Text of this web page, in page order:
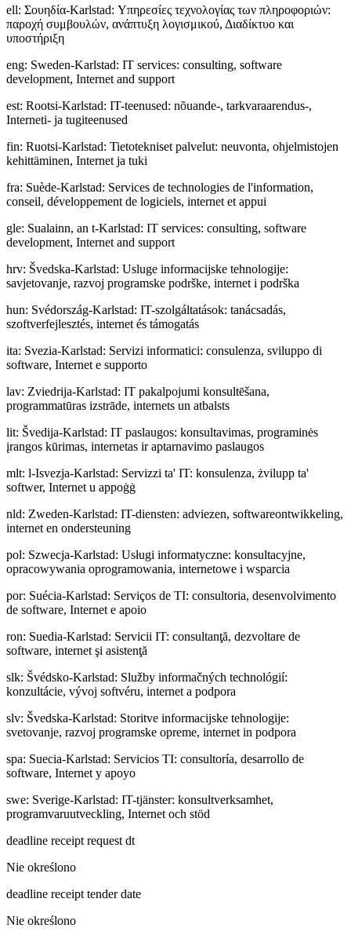
ell: Σουηδία-Karlstad: Υπηρεσίες τεχνολογίας των πληροφοριών:
παροχή συμβουλών, ανάπτυξη λογισμικού, Διαδίκτυο και
υποστήριξη
eng: Sweden-Karlstad: IT services: consulting, software
development, Internet and support
est: Rootsi-Karlstad: IT-teenused: nõuande-, tarkvaraarendus-,
Interneti- ja tugiteenused
fin: Ruotsi-Karlstad: Tietotekniset palvelut: neuvonta, ohjelmistojen
kehittäminen, Internet ja tuki
fra: Suède-Karlstad: Services de technologies de l'information,
conseil, développement de logiciels, internet et appui
gle: Sualainn, an t-Karlstad: IT services: consulting, software
development, Internet and support
hrv: Švedska-Karlstad: Usluge informacijske tehnologije:
savjetovanje, razvoj programske podrške, internet i podrška
hun: Svédország-Karlstad: IT-szolgáltatások: tanácsadás,
szoftverfejlesztés, internet és támogatás
ita: Svezia-Karlstad: Servizi informatici: consulenza, sviluppo di
software, Internet e supporto
lav: Zviedrija-Karlstad: IT pakalpojumi konsultēšana,
programmatūras izstrāde, internets un atbalsts
lit: Švedija-Karlstad: IT paslaugos: konsultavimas, programinės
įrangos kūrimas, internetas ir aptarnavimo paslaugos
mlt: l-Isvezja-Karlstad: Servizzi ta' IT: konsulenza, żvilupp ta'
softwer, Internet u appoġġ
nld: Zweden-Karlstad: IT-diensten: adviezen, softwareontwikkeling,
internet en ondersteuning
pol: Szwecja-Karlstad: Usługi informatyczne: konsultacyjne,
opracowywania oprogramowania, internetowe i wsparcia
por: Suécia-Karlstad: Serviços de TI: consultoria, desenvolvimento
de software, Internet e apoio
ron: Suedia-Karlstad: Servicii IT: consultanţă, dezvoltare de
software, internet şi asistenţă
slk: Švédsko-Karlstad: Služby informačných technológií:
konzultácie, vývoj softvéru, internet a podpora
slv: Švedska-Karlstad: Storitve informacijske tehnologije:
svetovanje, razvoj programske opreme, internet in podpora
spa: Suecia-Karlstad: Servicios TI: consultoría, desarrollo de
software, Internet y apoyo
swe: Sverige-Karlstad: IT-tjänster: konsultverksamhet,
programvaruutveckling, Internet och stöd
deadline receipt request dt
Nie określono
deadline receipt tender date
Nie określono